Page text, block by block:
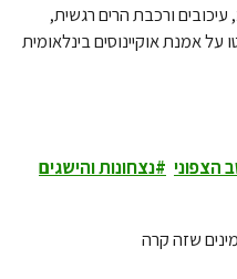
מו"מ, עיכובים ורכבת הרים רגשית,
אמנת אוקיינוסים בינלאומית
הצפוני נצחונות והישגים
שזה קרה